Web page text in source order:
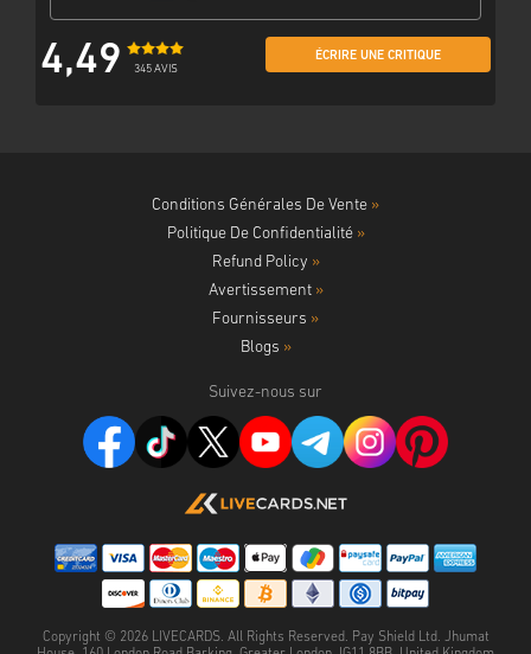
4,49 345 AVIS
ÉCRIRE UNE CRITIQUE
Conditions Générales De Vente »
Politique De Confidentialité »
Refund Policy »
Avertissement »
Fournisseurs »
Blogs »
Suivez-nous sur
Copyright © 2026 LIVECARDS. All Rights Reserved. Pay Shield Ltd. Jhumat